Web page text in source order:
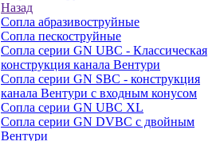
Назад
Сопла абразивоструйные
Сопла пескоструйные
Сопла серии GN UBC - Классическая
конструкция канала Вентури
Сопла серии GN SBC - конструкция
канала Вентури c входным конусом
Сопла серии GN UBC XL
Сопла серии GN DVBC с двойным
Вентури